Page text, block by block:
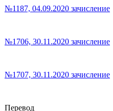
№1187, 04.09.2020 зачисление
№1706, 30.11.2020 зачисление
№1707, 30.11.2020 зачисление
Перевод